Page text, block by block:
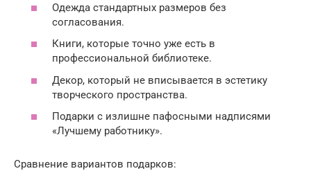
Одежда стандартных размеров без
согласования.
Книги, которые точно уже есть в
профессиональной библиотеке.
Декор, который не вписывается в эстетику
творческого пространства.
Подарки с излишне пафосными надписями
«Лучшему работнику».
Сравнение вариантов подарков: